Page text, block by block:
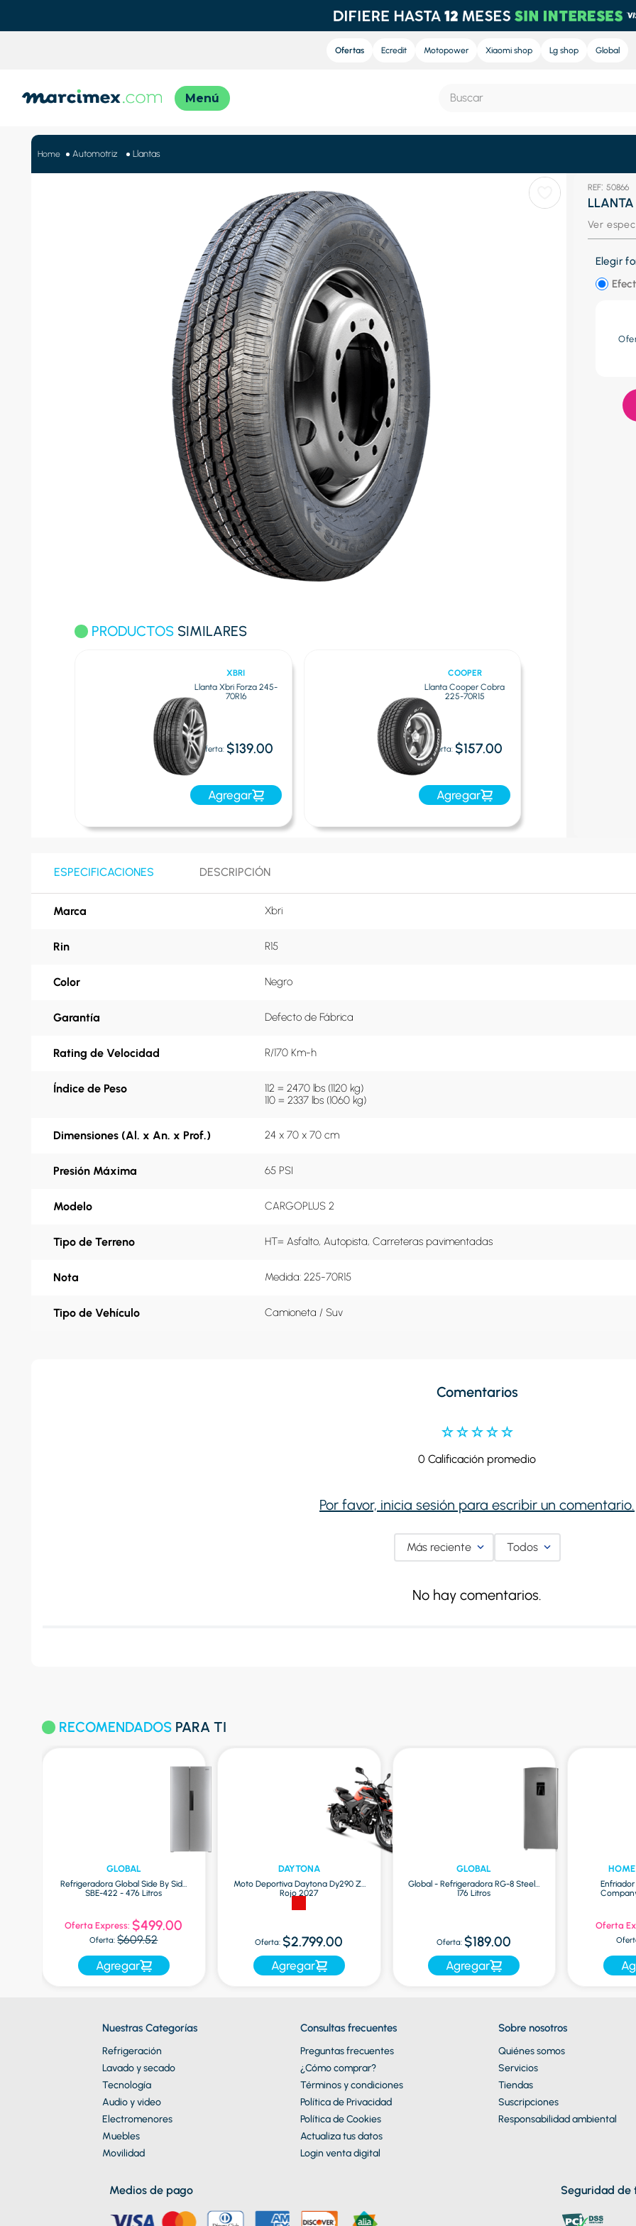
Ofertas Ecredit Motopower Xiaomi shop Lg shop Global
Automotriz Llantas
PRODUCTOS SIMILARES
XBRI
Llanta Xbri Forza 245-
70R16
Oferta: $139.00
Agregar
COOPER
Llanta Cooper Cobra
225-70R15
Oferta: $157.00
Agregar
: 50866
Ver
Elegir
ESPECIFICACIONES DESCRIPCIÓN
Marca Xbri
Rin R15
Color Negro
Garantía Defecto de Fábrica
Rating de Velocidad R/170 Km-h
Índice de Peso
112 = 2470 lbs (1120 kg)
110 = 2337 lbs (1060 kg)
Dimensiones (Al. x An. x Prof.) 24 x 70 x 70 cm
Presión Máxima 65 PSI
Modelo CARGOPLUS 2
Tipo de Terreno HT= Asfalto, Autopista, Carreteras pavimentadas
Nota Medida: 225-70R15
Tipo de Vehículo Camioneta / Suv
Comentarios
☆☆☆☆☆
0 Calificación promedio
Por favor, inicia sesión para escribir un comentario.
Más reciente Todos
No hay comentarios.
RECOMENDADOS PARA TI
GLOBAL
Refrigeradora Global Side By Side
SBE-422 - 476 Litros
Oferta Express: $499.00
Oferta: $609.52
Agregar
DAYTONA
Moto Deportiva Daytona Dy290 Zr
Rojo 2027
Oferta: $2.799.00
Agregar
GLOBAL
Global - Refrigeradora RG-8 Steel |
176 Litros
Oferta: $189.00
Agregar
Oferta
Nuestras Categorías
Refrigeración
Lavado y secado
Tecnología
Audio y video
Electromenores
Muebles
Movilidad
Consultas frecuentes
Preguntas frecuentes
¿Cómo comprar?
Términos y condiciones
Política de Privacidad
Política de Cookies
Actualiza tus datos
Login venta digital
Sobre nosotros
Quiénes somos
Servicios
Tiendas
Suscripciones
Responsabilidad ambiental
Medios de pago Seguridad de
2.
moto
3.
iphone
4.
england sound
5.
england sound pro
6.
lavadora
7.
refrigeradora
8.
celulares
9.
cocina
10 . congelador